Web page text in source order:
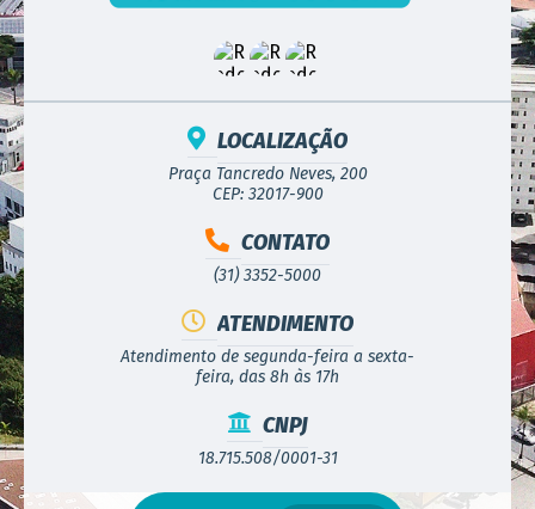
LOCALIZAÇÃO
Praça Tancredo Neves, 200
CEP: 32017-900
CONTATO
(31) 3352-5000
ATENDIMENTO
Atendimento de segunda-feira a sexta-
feira, das 8h às 17h
CNPJ
18.715.508/0001-31